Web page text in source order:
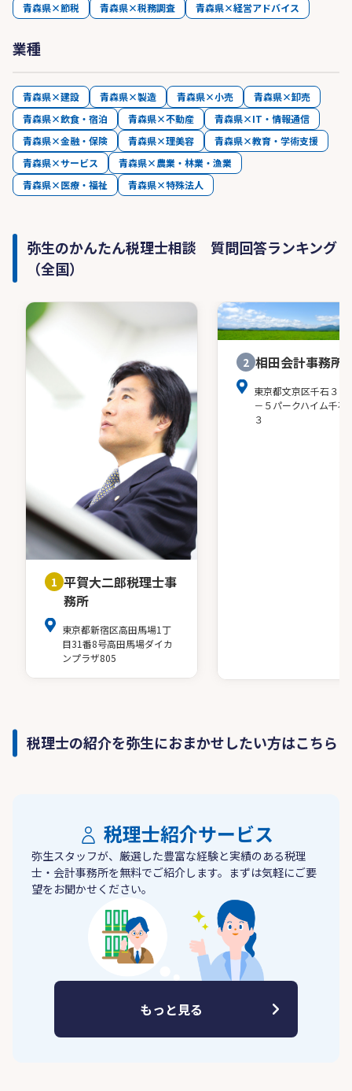
青森県×節税
青森県×税務調査 青森県×経営アドバイス
業種
青森県×建設 青森県×製造 青森県×小売
青森県×卸売
青森県×飲食・宿泊
青森県×不動産
青森県×IT・情報通信
青森県×金融・保険
青森県×理美容
青森県×教育・学術支援
青森県×サービス
青森県×農業・林業・漁業
青森県×医療・福祉
青森県×特殊法人
弥生のかんたん税理士相談 質問回答ランキング
（全国）
1 平賀大二郎税理士事
務所
東京都新宿区高田馬場1丁
目31番8号高田馬場ダイカ
ンプラザ805
2 相田会計事務所
東京都文京区千石３－
－５パークハイム千石
３
税理士の紹介を弥生におまかせしたい方はこちら
税理士紹介サービス
弥生スタッフが、厳選した豊富な経験と実績のある税理
士・会計事務所を無料でご紹介します。まずは気軽にご要
望をお聞かせください。
もっと見る